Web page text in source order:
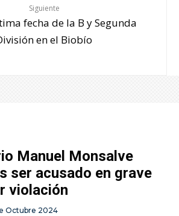
Siguiente
fecha de la B y Segunda
en el Biobío
Manuel Monsalve
ser acusado en grave
violación
Octubre 2024